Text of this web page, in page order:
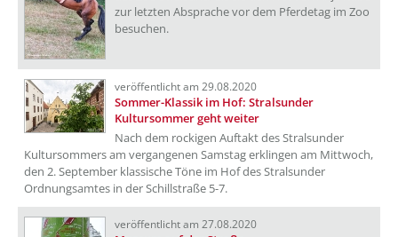
zur letzten Absprache vor dem Pferdetag im Zoo
besuchen.
veröffentlicht am 29.08.2020
Sommer-Klassik im Hof: Stralsunder
Kultursommer geht weiter
Nach dem rockigen Auftakt des Stralsunder
Kultursommers am vergangenen Samstag erklingen am Mittwoch,
den 2. September klassische Töne im Hof des Stralsunder
Ordnungsamtes in der Schillstraße 5-7.
veröffentlicht am 27.08.2020